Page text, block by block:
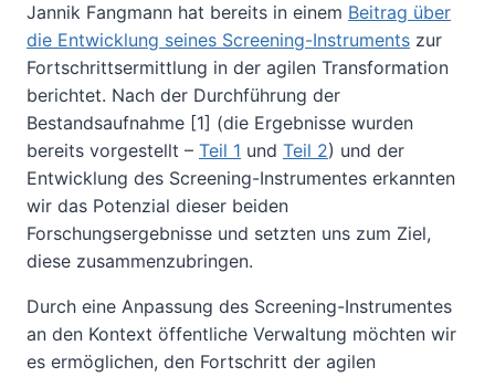
Jannik Fangmann hat bereits in einem Beitrag über
die Entwicklung seines Screening-Instruments zur
Fortschrittsermittlung in der agilen Transformation
berichtet. Nach der Durchführung der
Bestandsaufnahme [1] (die Ergebnisse wurden
bereits vorgestellt – Teil 1 und Teil 2) und der
Entwicklung des Screening-Instrumentes erkannten
wir das Potenzial dieser beiden
Forschungsergebnisse und setzten uns zum Ziel,
diese zusammenzubringen.
Durch eine Anpassung des Screening-Instrumentes
an den Kontext öffentliche Verwaltung möchten wir
es ermöglichen, den Fortschritt der agilen